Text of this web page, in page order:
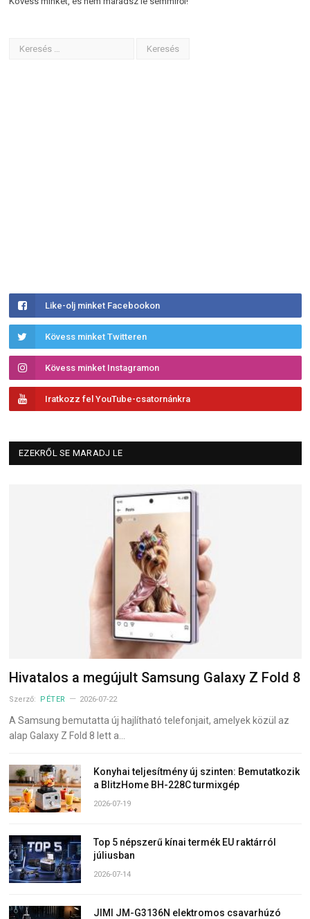
Like-olj minket Facebookon
Kövess minket Twitteren
Kövess minket Instagramon
Iratkozz fel YouTube-csatornánkra
EZEKRŐL SE MARADJ LE
Hivatalos a megújult Samsung Galaxy Z Fold 8
Szerző: PÉTER 2026-07-22
A Samsung bemutatta új hajlítható telefonjait, amelyek közül az
alap Galaxy Z Fold 8 lett a…
Konyhai teljesítmény új szinten: Bemutatkozik
a BlitzHome BH-228C turmixgép
2026-07-19
Top 5 népszerű kínai termék EU raktárról
júliusban
2026-07-14
JIMI JM-G3136N elektromos csavarhúzó